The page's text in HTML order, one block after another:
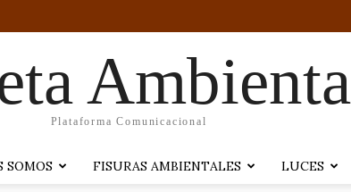
Plataforma Comunicacional
SOMOS FISURAS AMBIENTALES LUCES